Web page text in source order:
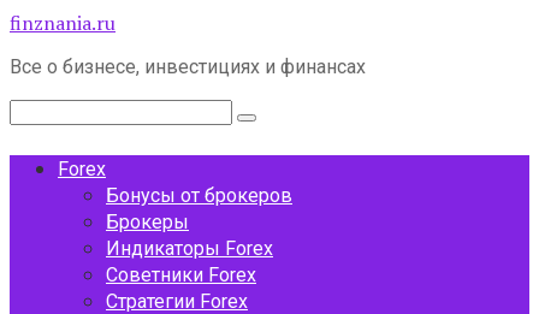
Перейти
контенту
finznania.ru
Все о бизнесе, инвестициях и финансах
Поиск:
Forex
Бонусы от брокеров
Брокеры
Индикаторы Forex
Советники Forex
Стратегии Forex